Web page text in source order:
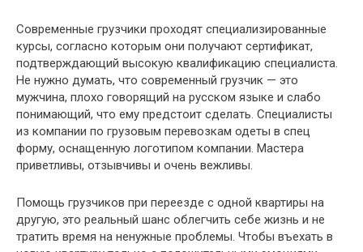
Современные грузчики проходят специализированные
курсы, согласно которым они получают сертификат,
подтверждающий высокую квалификацию специалиста.
Не нужно думать, что современный грузчик — это
мужчина, плохо говорящий на русском языке и слабо
понимающий, что ему предстоит сделать. Специалисты
из компании по грузовым перевозкам одеты в спец
форму, оснащенную логотипом компании. Мастера
приветливы, отзывчивы и очень вежливы.
Помощь грузчиков при переезде с одной квартиры на
другую, это реальный шанс облегчить себе жизнь и не
тратить время на ненужные проблемы. Чтобы въехать в